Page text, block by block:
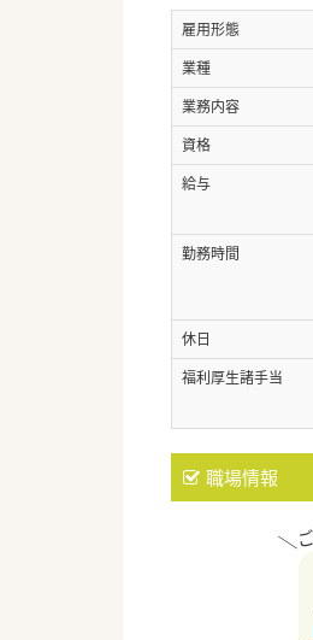
雇用形態
業種
業務内容
資格
給与
勤務時間
休日
福利厚生諸手当
職場情報